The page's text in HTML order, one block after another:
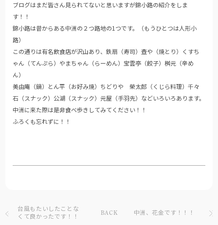
ブログはまだ皆さん見られてないと思いますが錦小路の紹介をしま
す！！
錦小路は昔からある中洲の２つ路地の1つです。（もうひとつは人形小
路）
この通りは有名飲食店が沢山あり、鉄扇（寿司）壺や（焼とり）くすち
ゃん（てんぷら）やまちゃん（らーめん）宝雲亭（餃子）桝元（辛め
ん）
美由庵（鍋）とん平（お好み焼）ちどりや 榮太郎（くじら料理）千々
石（スナック）公湖（スナック）元屋（手羽先）などいろいろあります。
中洲に来た際は是非食べ歩きしてみてください！！
ふろくも忘れずに！！
台風もたいしたことな
くて良かったです！！
BACK 中洲、花金です！！！